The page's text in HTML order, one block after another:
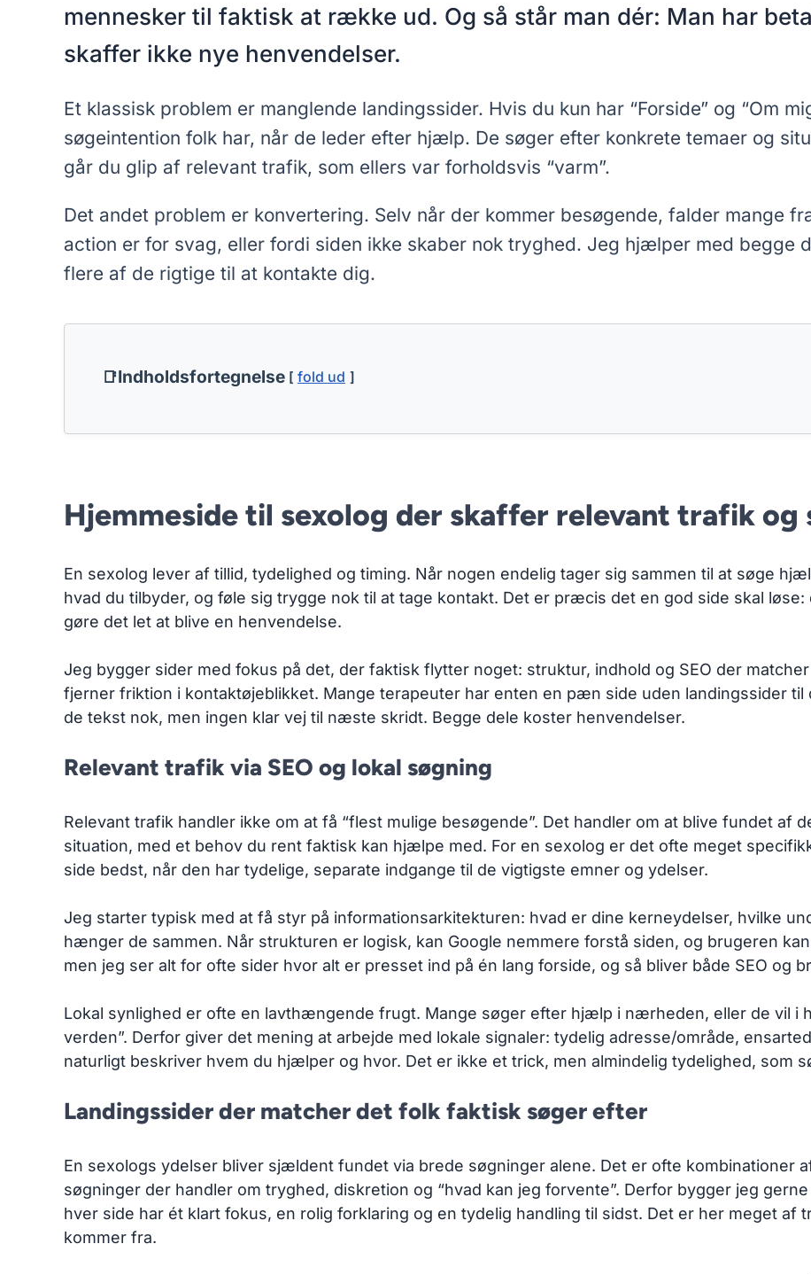
mennesker til faktisk at række ud. Og så står man dér: Man har
skaffer ikke nye henvendelser.
Et klassisk problem er manglende landingssider. Hvis du kun har “Forside” og “Om
søgeintention folk har, når de leder efter hjælp. De søger efter konkrete temaer og
går du glip af relevant trafik, som ellers var forholdsvis “varm”.
Det andet problem er konvertering. Selv når der kommer besøgende, falder mange
action er for svag, eller fordi siden ikke skaber nok tryghed. Jeg hjælper med begge
flere af de rigtige til at kontakte dig.
Indholdsfortegnelse fold ud
Hjemmeside til sexolog der skaffer relevant trafik og
En sexolog lever af tillid, tydelighed og timing. Når nogen endelig tager sig sammen til at søge
hvad du tilbyder, og føle sig trygge nok til at tage kontakt. Det er præcis det en god side skal
gøre det let at blive en henvendelse.
Jeg bygger sider med fokus på det, der faktisk flytter noget: struktur, indhold og SEO der
fjerner friktion i kontaktøjeblikket. Mange terapeuter har enten en pæn side uden landingssider til
de tekst nok, men ingen klar vej til næste skridt. Begge dele koster henvendelser.
Relevant trafik via SEO og lokal søgning
Relevant trafik handler ikke om at få “flest mulige besøgende”. Det handler om at blive fundet af
situation, med et behov du rent faktisk kan hjælpe med. For en sexolog er det ofte meget
side bedst, når den har tydelige, separate indgange til de vigtigste emner og ydelser.
Jeg starter typisk med at få styr på informationsarkitekturen: hvad er dine kerneydelser, hvilke
hænger de sammen. Når strukturen er logisk, kan Google nemmere forstå siden, og brugeren
men jeg ser alt for ofte sider hvor alt er presset ind på én lang forside, og så bliver både SEO og
Lokal synlighed er ofte en lavthængende frugt. Mange søger efter hjælp i nærheden, eller de vil i
verden”. Derfor giver det mening at arbejde med lokale signaler: tydelig adresse/område,
naturligt beskriver hvem du hjælper og hvor. Det er ikke et trick, men almindelig tydelighed, som
Landingssider der matcher det folk faktisk søger efter
En sexologs ydelser bliver sjældent fundet via brede søgninger alene. Det er ofte kombinationer
søgninger der handler om tryghed, diskretion og “hvad kan jeg forvente”. Derfor bygger jeg
hver side har ét klart fokus, en rolig forklaring og en tydelig handling til sidst. Det er her meget af
kommer fra.